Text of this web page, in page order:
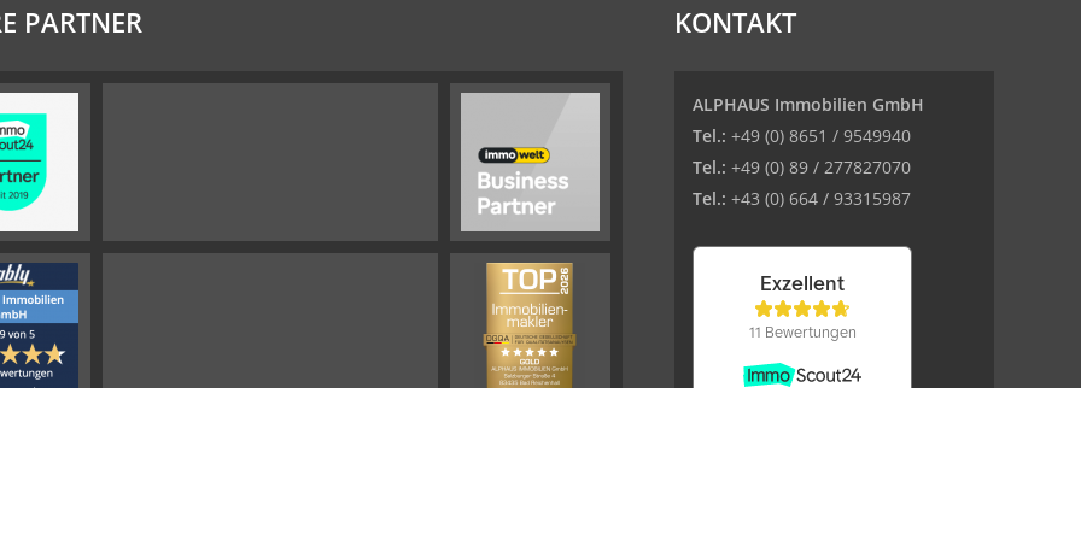
PARTNER KONTAKT
ALPHAUS Immobilien GmbH
Tel.: +49 (0) 8651 / 9549940
Tel.: +49 (0) 89 / 277827070
Tel.: +43 (0) 664 / 93315987